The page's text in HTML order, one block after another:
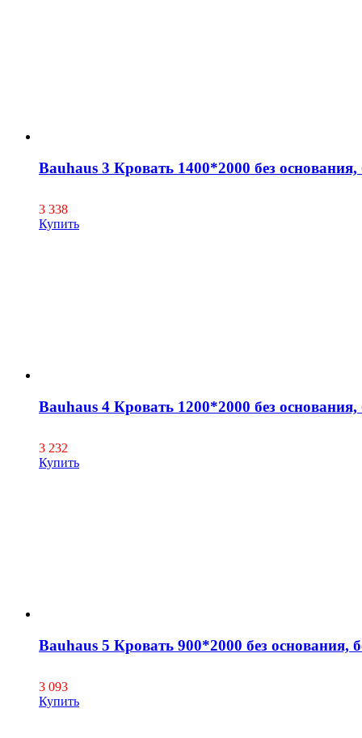
Bauhaus 3 Кровать 1400*2000 без основания,
3 338
Купить
Bauhaus 4 Кровать 1200*2000 без основания,
3 232
Купить
Bauhaus 5 Кровать 900*2000 без основания,
3 093
Купить